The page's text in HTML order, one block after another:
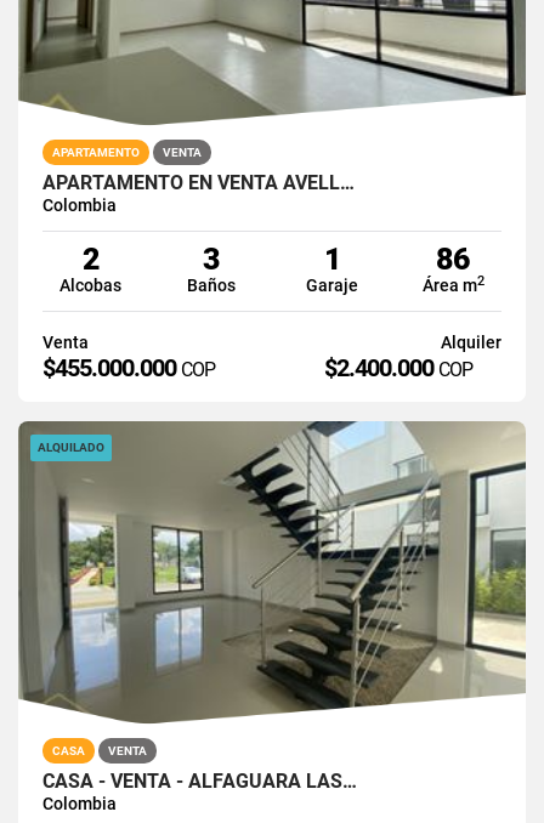
APARTAMENTO VENTA
APARTAMENTO EN VENTA AVELL…
Colombia
2
Alcobas
3
Baños
1
Garaje
86
Área m2
Venta
$455.000.000 COP
Alquiler
$2.400.000 COP
ALQUILADO
CASA VENTA
CASA - VENTA - ALFAGUARA LAS…
Colombia